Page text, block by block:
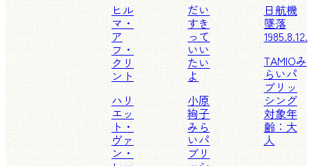
ヒル
マ・
ア
フ・
クリ
ント
ハリ
エッ
ト・
ヴァ
ン・
だい
すき
って
いい
たい
よ
小原
絢子
みら
いパ
ブリ
日航機
墜落
1985.8.12.
TAMIOみ
らいパ
ブリッ
シング
対象年
齢：大
人